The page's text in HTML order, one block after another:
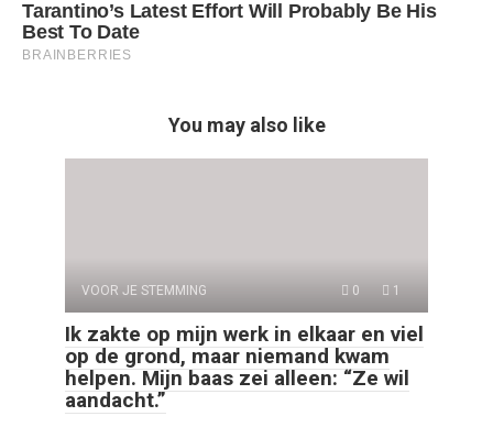
You may also like
VOOR JE STEMMING 0 1
Ik zakte op mijn werk in elkaar en viel
op de grond, maar niemand kwam
helpen. Mijn baas zei alleen: “Ze wil
aandacht.”